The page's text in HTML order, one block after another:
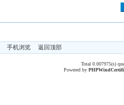
手机浏览 返回顶部
Total 0.007975(s)
Powered byPHPWind